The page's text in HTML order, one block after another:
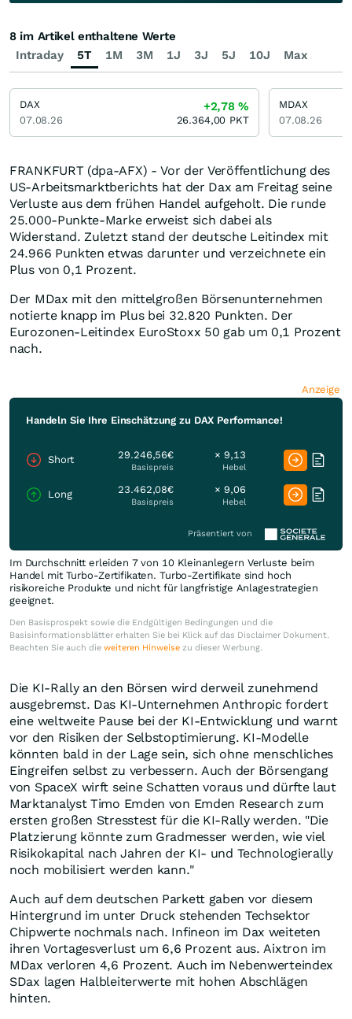
FRANKFURT (dpa-AFX) - Vor der Veröffentlichung des
US-Arbeitsmarktberichts hat der Dax am Freitag seine
Verluste aus dem frühen Handel aufgeholt. Die runde
25.000-Punkte-Marke erweist sich dabei als
Widerstand. Zuletzt stand der deutsche Leitindex mit
24.966 Punkten etwas darunter und verzeichnete ein
Plus von 0,1 Prozent.
Der MDax mit den mittelgroßen Börsenunternehmen
notierte knapp im Plus bei 32.820 Punkten. Der
Eurozonen-Leitindex EuroStoxx 50 gab um 0,1 Prozent
nach.
Anzeige
Handeln Sie Ihre Einschätzung zu DAX Performance!
Short 29.246,56€
Basispreis
× 9,13
Hebel
Long 23.462,08€
Basispreis
× 9,06
Hebel
Präsentiert von
Im Durchschnitt erleiden 7 von 10 Kleinanlegern Verluste beim
Handel mit Turbo-Zertifikaten. Turbo-Zertifikate sind hoch
risikoreiche Produkte und nicht für langfristige Anlagestrategien
geeignet.
Den Basisprospekt sowie die Endgültigen Bedingungen und die
Basisinformationsblätter erhalten Sie bei Klick auf das Disclaimer Dokument.
Beachten Sie auch die weiteren Hinweise zu dieser Werbung.
Die KI-Rally an den Börsen wird derweil zunehmend
ausgebremst. Das KI-Unternehmen Anthropic fordert
eine weltweite Pause bei der KI-Entwicklung und warnt
vor den Risiken der Selbstoptimierung. KI-Modelle
könnten bald in der Lage sein, sich ohne menschliches
Eingreifen selbst zu verbessern. Auch der Börsengang
von SpaceX wirft seine Schatten voraus und dürfte laut
Marktanalyst Timo Emden von Emden Research zum
ersten großen Stresstest für die KI-Rally werden. "Die
Platzierung könnte zum Gradmesser werden, wie viel
Risikokapital nach Jahren der KI- und Technologierally
noch mobilisiert werden kann."
Auch auf dem deutschen Parkett gaben vor diesem
Hintergrund im unter Druck stehenden Techsektor
Chipwerte nochmals nach. Infineon im Dax weiteten
ihren Vortagesverlust um 6,6 Prozent aus. Aixtron im
MDax verloren 4,6 Prozent. Auch im Nebenwerteindex
SDax lagen Halbleiterwerte mit hohen Abschlägen
hinten.
Intraday 5T 1M 3M 1J 3J 5J 10J Max
8 im Artikel enthaltene Werte
DAX
07.08.26
+2,78%
26.364,00 PKT
MDAX
07.08.26